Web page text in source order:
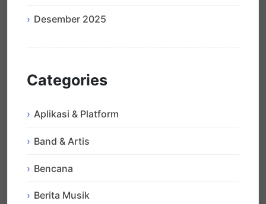
Desember 2025
Categories
Aplikasi & Platform
Band & Artis
Bencana
Berita Musik